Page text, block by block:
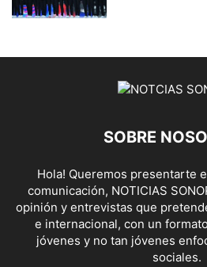
SOBRE
Hola! Queremos presentarte
comunicación, NOTICIAS
opinión y entrevistas que
e internacional, con un
jóvenes y no tan jóvenes
sociales.